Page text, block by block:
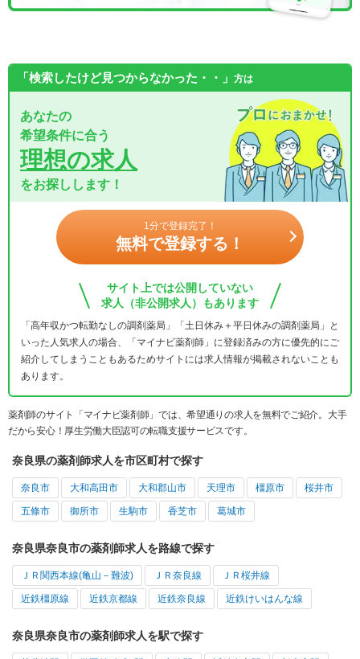
「検索したけど見つからなかった・・」 方は
あなたの
希望条件に合う
理想の求人
をお探しします！
1分で登録完了！
無料で登録する！
サイト上では公開していない
求人（非公開求人）もあります
「高年収かつ転勤なしの調剤薬局」「土日休み＋平日休みの調剤薬局」と
いった人気求人の場合、「マイナビ薬剤師」に登録済みの方に優先的にご
紹介してしまうこともあるためサイトには求人情報が掲載されないことも
あります。
薬剤師のサイト「マイナビ薬剤師」では、希望通りの求人を無料でご紹介。大手
だから安心！厚生労働大臣認可の転職支援サービスです。
奈良県の薬剤師求人を市区町村で探す
奈良市 大和高田市 大和郡山市 天理市 橿原市 桜井市
五條市 御所市 生駒市 香芝市 葛城市
奈良県奈良市の薬剤師求人を路線で探す
ＪＲ関西本線(亀山－難波) ＪＲ奈良線 ＪＲ桜井線
近鉄橿原線 近鉄京都線 近鉄奈良線 近鉄けいはんな線
奈良県奈良市の薬剤師求人を駅で探す